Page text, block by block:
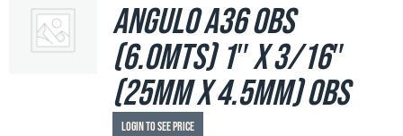
Angulo A36 OBS
(6.0mts) 1″ x 3/16″
(25mm x 4.5mm) OBS
Login to see price